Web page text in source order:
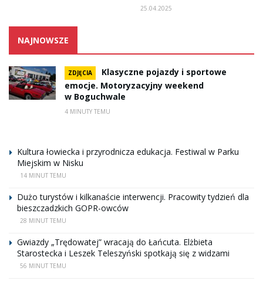
25.04.2025
NAJNOWSZE
ZDJĘCIA
Klasyczne pojazdy i sportowe
emocje. Motoryzacyjny weekend
w Boguchwale
4 MINUTY TEMU
Kultura łowiecka i przyrodnicza edukacja. Festiwal w Parku
Miejskim w Nisku
14 MINUT TEMU
Dużo turystów i kilkanaście interwencji. Pracowity tydzień dla
bieszczadzkich GOPR-owców
28 MINUT TEMU
Gwiazdy „Trędowatej” wracają do Łańcuta. Elżbieta
Starostecka i Leszek Teleszyński spotkają się z widzami
56 MINUT TEMU